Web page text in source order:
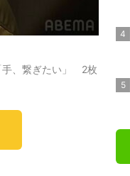
手、繋ぎたい」 2枚